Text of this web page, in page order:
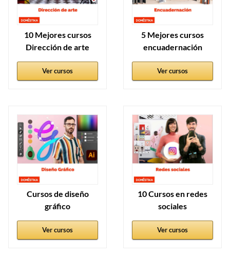
10 Mejores cursos
Dirección de arte
Ver cursos
5 Mejores cursos
encuadernación
Ver cursos
Cursos de diseño
gráfico
Ver cursos
10 Cursos en redes
sociales
Ver cursos